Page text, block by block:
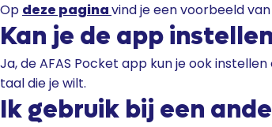
Op deze paginavind je een voorbeeld
Kan je de app
Ja, de AFAS Pocket app kun je ook
taal die je wilt.
Ik gebruik bij een